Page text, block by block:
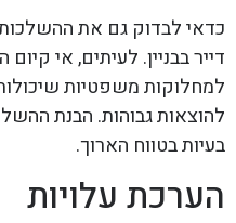
כדאי לבדוק גם את
דייר בבניין. לעיתים, אי קיום
למחלוקות משפטיות
להוצאות גבוהות. הבנת
בעיות בטווח הארוך.
הערכת עלויות